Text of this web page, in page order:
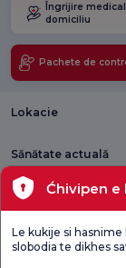
Îngrijire
domiciliu
Pachete de
Lokacie
Sănătate actuală
Unități medicale
Sondaj general
Ćhivipen e
Le kukije si
slobodia te dikhes